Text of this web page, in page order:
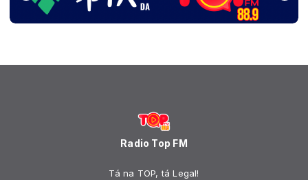
Radio Top FM
Tá na TOP, tá Legal!